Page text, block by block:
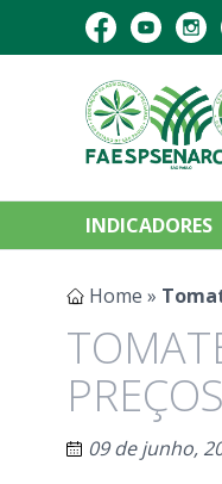
INDICADORES
Home »
09 de junho,